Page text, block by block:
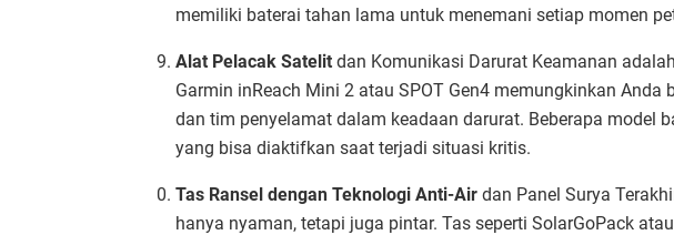
memiliki baterai tahan lama untuk menemani setiap momen
Alat Pelacak Satelit dan Komunikasi Darurat Keamanan
Garmin inReach Mini 2 atau SPOT Gen4 memungkinkan Anda
dan tim penyelamat dalam keadaan darurat. Beberapa model
yang bisa diaktifkan saat terjadi situasi kritis.
Tas Ransel dengan Teknologi Anti-Air dan Panel Surya
hanya nyaman, tetapi juga pintar. Tas seperti SolarGoPack